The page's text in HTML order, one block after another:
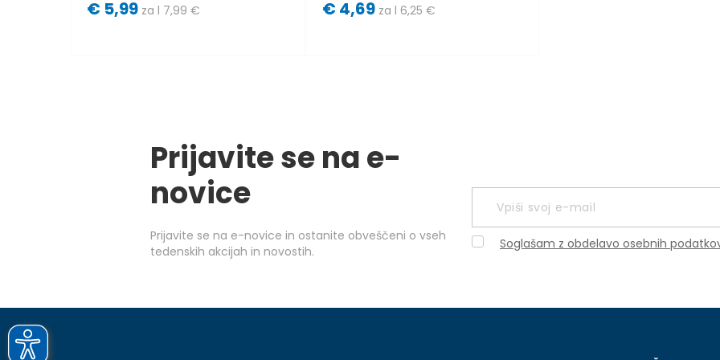
€ 5,99 za l 7,99 € €4,69 za l 6,25 €
Prijavite se na e-
novice
Prijavite se na e-novice in ostanite obveščeni o vseh
tedenskih akcijah in novostih.
Soglašam z obdelavo osebnih